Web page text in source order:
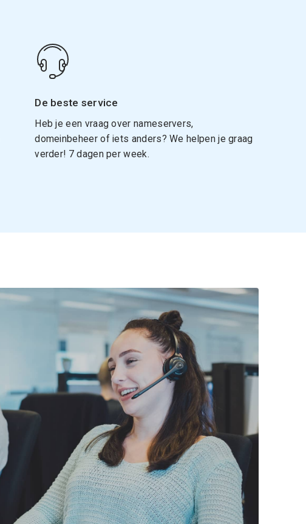
De beste service
Heb je een vraag over nameservers,
domeinbeheer of iets anders? We helpen je graag
verder! 7 dagen per week.